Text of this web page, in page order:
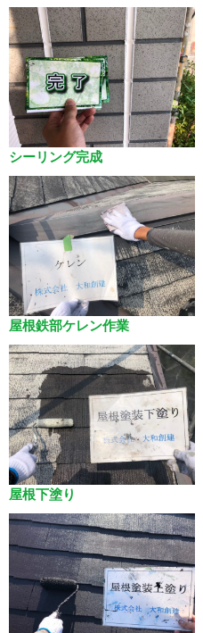
シーリング完成
屋根鉄部ケレン作業
屋根下塗り